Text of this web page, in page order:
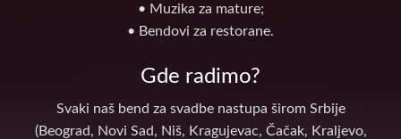
• Muzika za mature;
• Bendovi za restorane.
Gde radimo?
Svaki naš bend za svadbe nastupa širom Srbije
(Beograd, Novi Sad, Niš, Kragujevac, Čačak, Kraljevo,